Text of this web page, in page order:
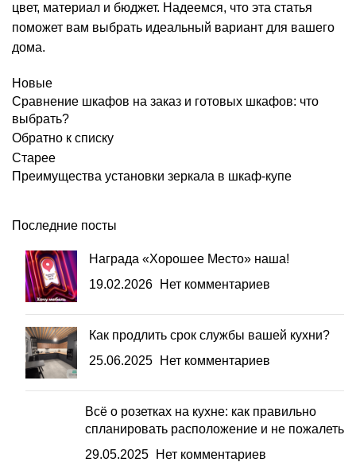
цвет, материал и бюджет. Надеемся, что эта статья
поможет вам выбрать идеальный вариант для вашего
дома.
Новые
Сравнение шкафов на заказ и готовых шкафов: что
выбрать?
Обратно к списку
Старее
Преимущества установки зеркала в шкаф-купе
Последние посты
Награда «Хорошее Место» наша!
19.02.2026
Нет комментариев
Как продлить срок службы вашей кухни?
25.06.2025
Нет комментариев
Всё о розетках на кухне: как правильно
спланировать расположение и не пожалеть
29.05.2025
Нет комментариев